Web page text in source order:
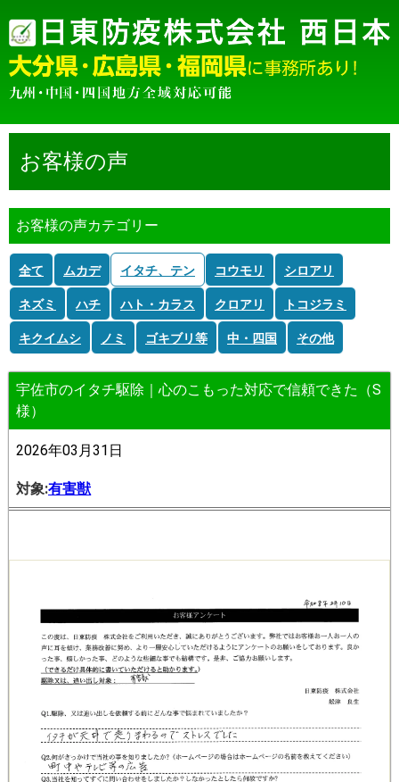
お客様の声
お客様の声カテゴリー
全て ムカデ イタチ、テン コウモリ シロアリ
ネズミ ハチ ハト・カラス クロアリ トコジラミ
キクイムシ ノミ ゴキブリ等 中・四国 その他
宇佐市のイタチ駆除｜心のこもった対応で信頼できた（S
様）
2026年03月31日
対象:有害獣